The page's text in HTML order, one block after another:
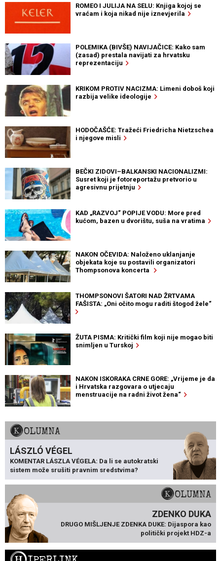
ROMEO I JULIJA NA SELU: Knjiga kojoj se
vraćam i koja nikad nije iznevjerila
POLEMIKA (BIVŠE) NAVIJAČICE: Kako sam
(zasad) prestala navijati za hrvatsku
reprezentaciju
KRIKOM PROTIV NACIZMA: Limeni doboš koji
razbija velike ideologije
HODOČAŠĆE: Tražeći Friedricha Nietzschea
i njegove misli
BEČKI ZIDOVI–BALKANSKI NACIONALIZMI:
Susret koji je fotoreportažu pretvorio u
agresivnu prijetnju
KAD „RAZVOJ“ POPIJE VODU: More pred
kućom, bazen u dvorištu, suša na vratima
NAKON OČEVIDA: Naloženo uklanjanje
objekata koje su postavili organizatori
Thompsonova koncerta
THOMPSONOVI ŠATORI NAD ŽRTVAMA
FAŠISTA: „Oni očito mogu raditi štogod žele“
ŽUTA PISMA: Kritički film koji nije mogao biti
snimljen u Turskoj
NAKON ISKORAKA CRNE GORE: „Vrijeme je da
i Hrvatska razgovara o utjecaju
menstruacije na radni život žena“
KOLUMNA
LÁSZLÓ VÉGEL
KOMENTAR LÁSZLA VÉGELA: Da li se autokratski
sistem može srušiti pravnim sredstvima?
KOLUMNA
ZDENKO DUKA
DRUGO MIŠLJENJE ZDENKA DUKE: Dijaspora kao
politički projekt HDZ-a